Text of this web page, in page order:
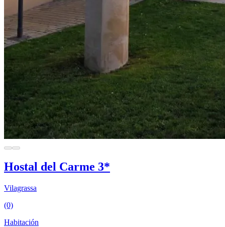
Hostal del Carme 3*
Vilagrassa
(0)
Habitación